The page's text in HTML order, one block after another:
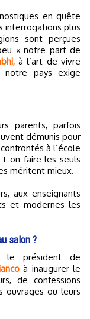
en quête
interrogations plus
sont perçues
« notre part de
à l’art de vivre
pays exige
parents, parfois
démunis pour
à l’école
t-on faire les seuls
méritent mieux.
aux enseignants
et modernes les
salon ?
président de
à inaugurer le
de confessions
ouvrages ou leurs